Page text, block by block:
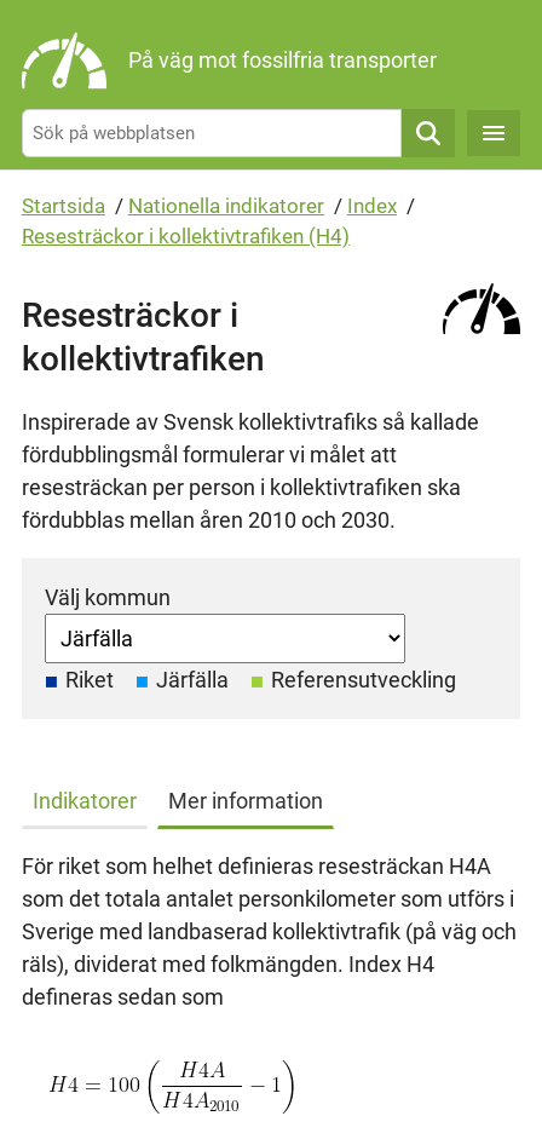
På väg mot fossilfria transporter
Sök
Startsida / Nationella indikatorer / Index /
Resesträckor i kollektivtrafiken (H4)
Resesträckor i
kollektivtrafiken
Inspirerade av Svensk kollektivtrafiks så kallade
fördubblingsmål formulerar vi målet att
resesträckan per person i kollektivtrafiken ska
fördubblas mellan åren 2010 och 2030.
Välj kommun
Riket Järfälla Referensutveckling
Indikatorer Mer information
För riket som helhet definieras resesträckan H4A
som det totala antalet personkilometer som utförs i
Sverige med landbaserad kollektivtrafik (på väg och
räls), dividerat med folkmängden. Index H4
defineras sedan som